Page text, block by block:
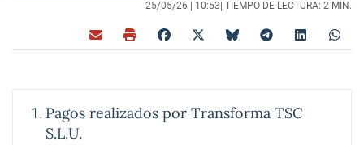
25/05/26 | 10:53 | TIEMPO DE LECTURA: 2 MIN.
Pagos realizados por Transforma TSC
S.L.U.